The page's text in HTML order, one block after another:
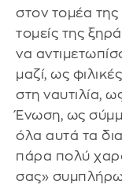
στον τομέα
τομείς της
να
μαζί, ως
στη ναυτιλία,
Ένωση, ως
όλα αυτά τα
πάρα πολύ
σας»